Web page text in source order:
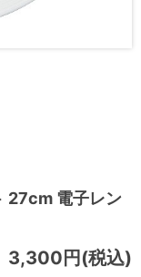
27cm 電子レン
3,300円(税込)